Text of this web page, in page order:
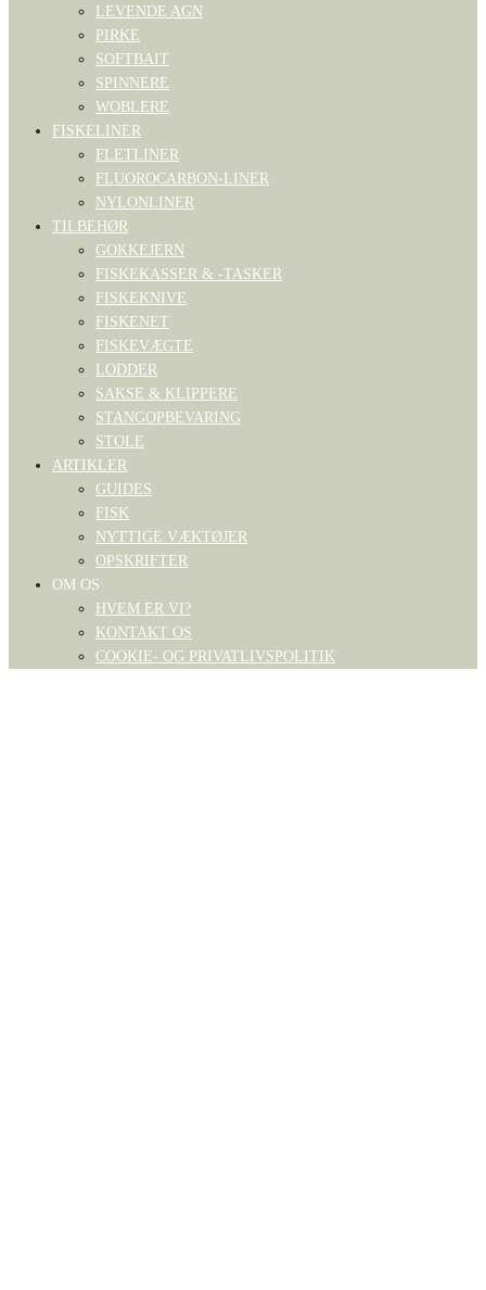
LEVENDE AGN
PIRKE
SOFTBAIT
SPINNERE
WOBLERE
FISKELINER
FLETLINER
FLUOROCARBON-LINER
NYLONLINER
TILBEHØR
GOKKEJERN
FISKEKASSER & -TASKER
FISKEKNIVE
FISKENET
FISKEVÆGTE
LODDER
SAKSE & KLIPPERE
STANGOPBEVARING
STOLE
ARTIKLER
GUIDES
FISK
NYTTIGE VÆKTØJER
OPSKRIFTER
OM OS
HVEM ER VI?
KONTAKT OS
COOKIE- OG PRIVATLIVSPOLITIK